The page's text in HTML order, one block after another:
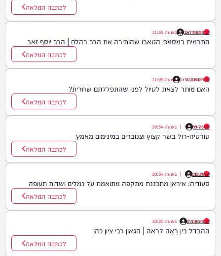
לכתבה המלאה
הרב יוסף זאב
07/08/26
| בשעה 11:55
התרמית במסמכי הטאבו שהותירה את הרב בהלם | הרב יוסף זאב
לכתבה המלאה
הרב יהונתן ורנר
07/08/26
| בשעה 11:09
האם מותר לצאת לטיול לפני שהתפללתם שחרית?
לכתבה המלאה
פנינה לוי
07/08/26
| בשעה 10:54
טורטיה-רול בשר קצוץ וצנוברים במינימום מאמץ
לכתבה המלאה
יצחק כהן
07/08/26
| בשעה 10:34
סעודיה: איראן מתכננת מתקפה מתואמת על נמלים ושדות תעופה
לכתבה המלאה
הרב ציון כהן
07/08/26
| בשעה 10:20
ההבדל בין רָאָה לרְאֵה | הגאון רבי ציון כהן
לכתבה המלאה